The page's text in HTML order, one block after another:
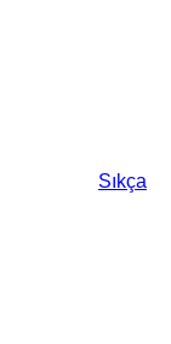
Sıkça